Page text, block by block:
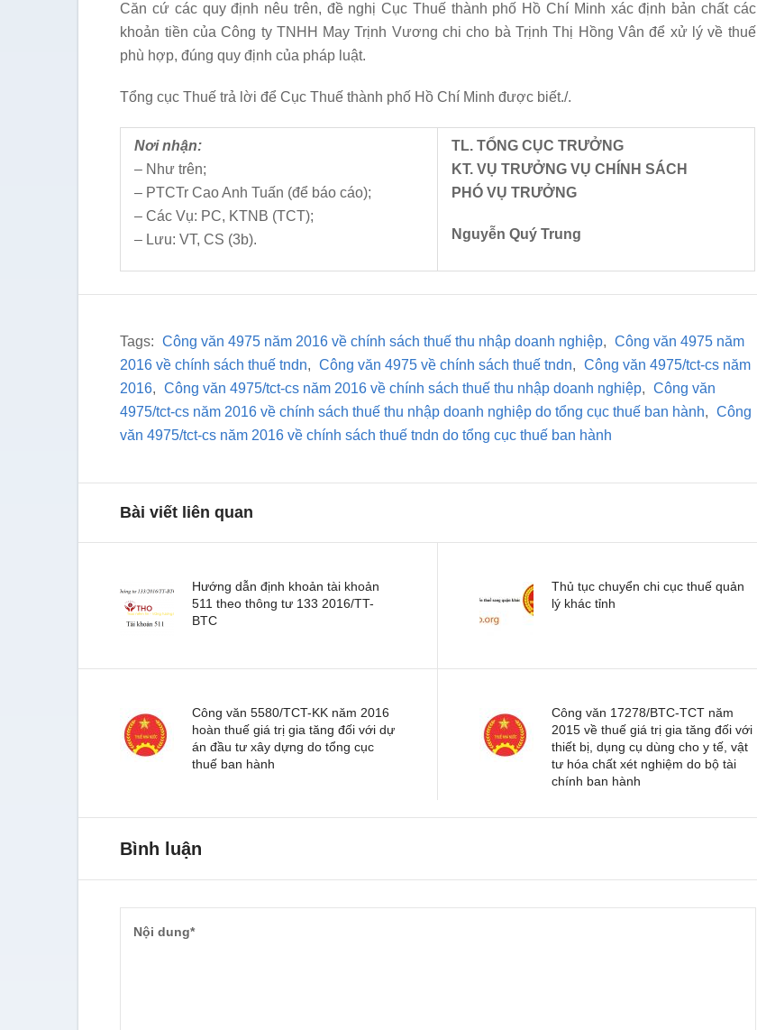
Căn cứ các quy định nêu trên, đề nghị Cục Thuế thành phố Hồ Chí Minh xác định bản chất các
khoản tiền của Công ty TNHH May Trịnh Vương chi cho bà Trịnh Thị Hồng Vân để xử lý về thuế
phù hợp, đúng quy định của pháp luật.
Tổng cục Thuế trả lời để Cục Thuế thành phố Hồ Chí Minh được biết./.
Nơi nhận:
– Như trên;
– PTCTr Cao Anh Tuấn (để báo cáo);
– Các Vụ: PC, KTNB (TCT);
– Lưu: VT, CS (3b).
TL. TỔNG CỤC TRƯỞNG
KT. VỤ TRƯỞNG VỤ CHÍNH SÁCH
PHÓ VỤ TRƯỞNG
Nguyễn Quý Trung
Tags: Công văn 4975 năm 2016 về chính sách thuế thu nhập doanh nghiệp,
Công văn 4975 năm
2016 về chính sách thuế tndn, Công văn 4975 về chính sách thuế tndn,
Công văn 4975/tct-cs năm
2016, Công văn 4975/tct-cs năm 2016 về chính sách thuế thu nhập doanh nghiệp,
Công văn
4975/tct-cs năm 2016 về chính sách thuế thu nhập doanh nghiệp do tổng cục thuế ban hành,
Công
văn 4975/tct-cs năm 2016 về chính sách thuế tndn do tổng cục thuế ban hành
Bài viết liên quan
Hướng dẫn định khoản tài khoản
511 theo thông tư 133 2016/TT-
BTC
Thủ tục chuyển chi cục thuế quản
lý khác tỉnh
Công văn 5580/TCT-KK năm 2016
hoàn thuế giá trị gia tăng đối với dự
án đầu tư xây dựng do tổng cục
thuế ban hành
Công văn 17278/BTC-TCT năm
2015 về thuế giá trị gia tăng đối với
thiết bị, dụng cụ dùng cho y tế, vật
tư hóa chất xét nghiệm do bộ tài
chính ban hành
Bình luận